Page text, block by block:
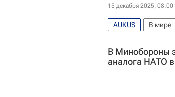
15 декабря 2025, 08:00
AUKUS В мире
Марко Рубио
В Минобороны
аналога НАТО